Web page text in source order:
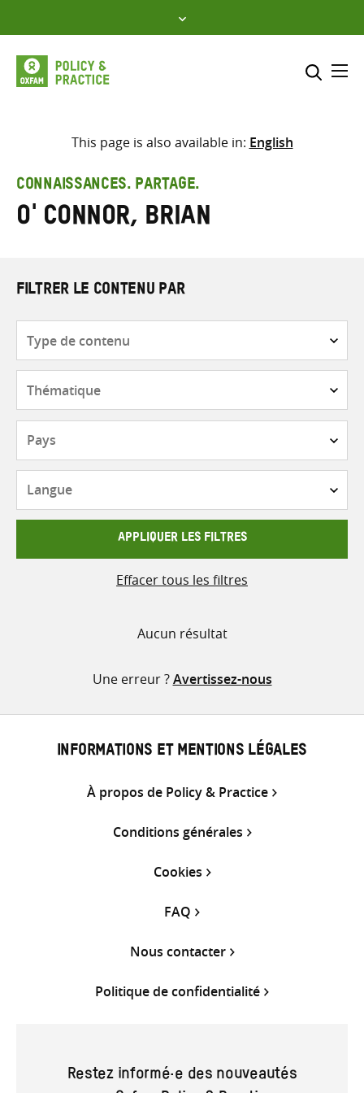
to
content
Sélectionner l’emplacement
Saisir
les
termes
This page is also available in: English
CONNAISSANCES. PARTAGE.
O' Connor, Brian
FILTRER LE CONTENU PAR
contenu
APPLIQUER LES FILTRES
Effacer tous les filtres
Aucun résultat
Une erreur ?Avertissez-nous
INFORMATIONS ET MENTIONS LÉGALES
À propos de Policy & Practice
Conditions générales
Cookies
FAQ
Nous contacter
Politique de confidentialité
Restez informé·e des nouveautés